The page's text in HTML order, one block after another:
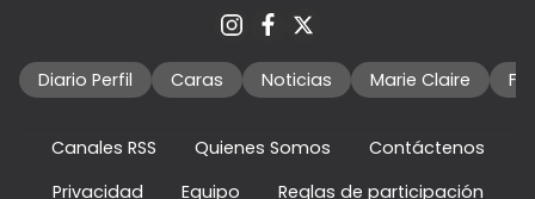
Diario Perfil Caras Noticias Marie Claire
Canales RSS Quienes Somos
Contáctenos
Privacidad
Equipo
Reglas de participación